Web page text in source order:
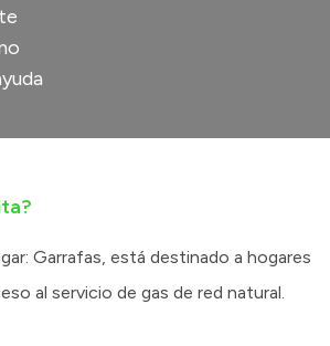
Garrafas, está destinado a hogares
al servicio de gas de red natural.